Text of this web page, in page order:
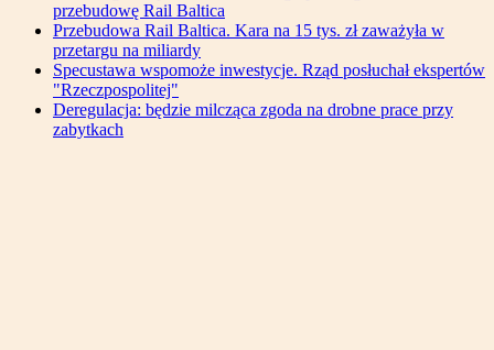
przebudowę Rail Baltica
Przebudowa Rail Baltica. Kara na 15 tys. zł zaważyła w
przetargu na miliardy
Specustawa wspomoże inwestycje. Rząd posłuchał ekspertów
"Rzeczpospolitej"
Deregulacja: będzie milcząca zgoda na drobne prace przy
zabytkach